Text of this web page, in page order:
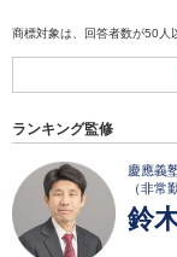
商標対象は、回答者数が50人
ランキング監修
慶應義
（非常
鈴